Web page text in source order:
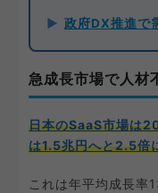
政府DX推進で
急成長市場で人材
日本のSaaS市場は
は1.5兆円へと2.5倍
これは年平均成長率